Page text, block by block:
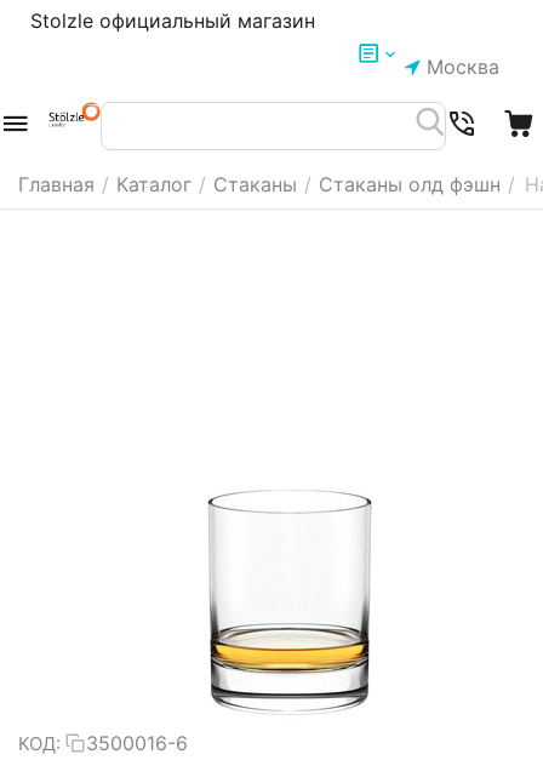
Stolzle официальный магазин
Москва
Главная / Каталог / Стаканы / Стаканы олд фэшн /
КОД: 3500016-6